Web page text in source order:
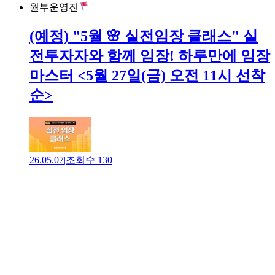
월부운영진
(예정) "5월 🌸 실전임장 클래스" 실
전투자자와 함께 임장! 하루만에 임장
마스터 <5월 27일(금) 오전 11시 선착
순>
26.05.07|조회수 130